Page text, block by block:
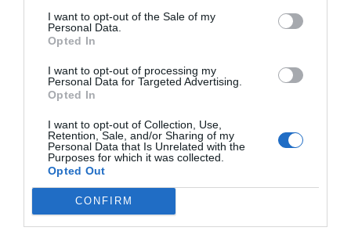
I want to opt-out of the Sale of my
Personal Data.
Opted In
I want to opt-out of processing my
Personal Data for Targeted Advertising.
Opted In
I want to opt-out of Collection, Use,
Retention, Sale, and/or Sharing of my
Personal Data that Is Unrelated with the
Purposes for which it was collected.
Opted Out
CONFIRM
Imprimir
Publicidad
2Playbook Club2P